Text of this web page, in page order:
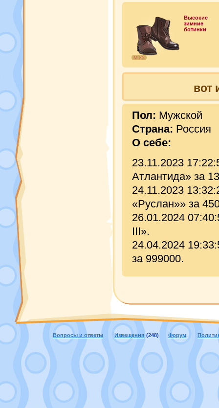
М-35
Высокие
зимние
ботинки
вот
Пол: Мужской
Страна: Россия
О себе:
23.11.2023
Атлантида» за
24.11.2023
«Руслан»» за
26.01.2024
III».
24.04.2024
за 999000.
Вопросы и ответы Извещения (248) Форум